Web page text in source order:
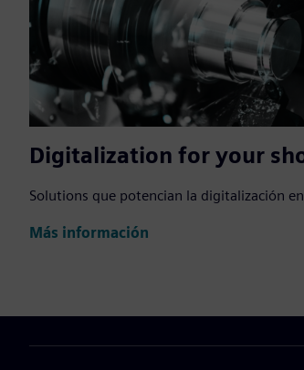
Digitalization for your
Solutions que potencian la digitalización
Más información